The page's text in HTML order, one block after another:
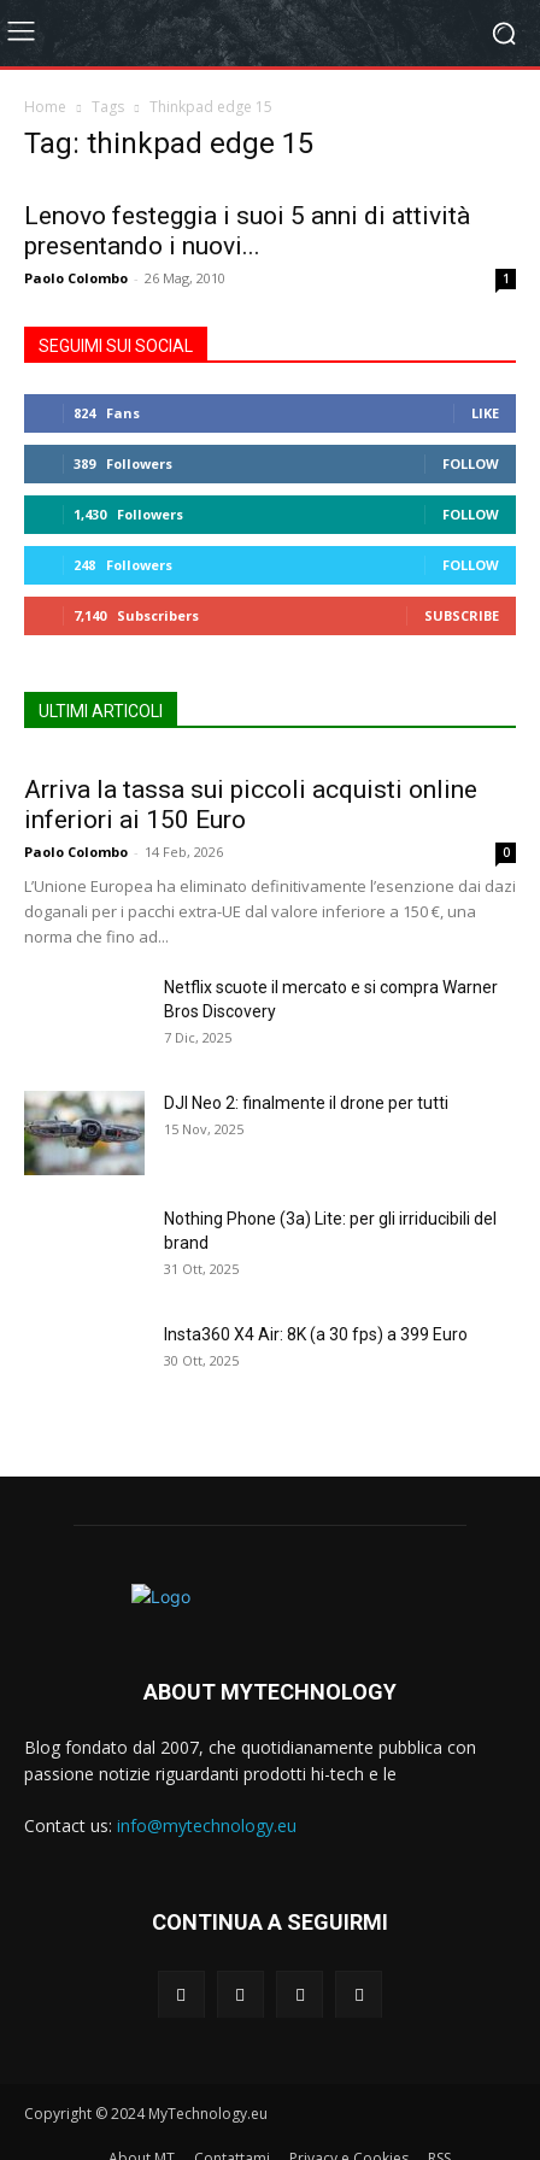
Home Tags Thinkpad edge 15
Tag: thinkpad edge 15
Lenovo festeggia i suoi 5 anni di attività
presentando i nuovi...
Paolo Colombo - 26 Mag, 2010 1
SEGUIMI SUI SOCIAL
824 Fans LIKE
389 Followers FOLLOW
1,430 Followers FOLLOW
248 Followers FOLLOW
7,140 Subscribers SUBSCRIBE
ULTIMI ARTICOLI
Arriva la tassa sui piccoli acquisti online
inferiori ai 150 Euro
Paolo Colombo - 14 Feb, 2026 0
L’Unione Europea ha eliminato definitivamente l’esenzione dai dazi
doganali per i pacchi extra-UE dal valore inferiore a 150 €, una
norma che fino ad...
Netflix scuote il mercato e si compra Warner
Bros Discovery
7 Dic, 2025
DJI Neo 2: finalmente il drone per tutti
15 Nov, 2025
Nothing Phone (3a) Lite: per gli irriducibili del
brand
31 Ott, 2025
Insta360 X4 Air: 8K (a 30 fps) a 399 Euro
30 Ott, 2025
ABOUT MYTECHNOLOGY
Blog fondato dal 2007, che quotidianamente pubblica con
passione notizie riguardanti prodotti hi-tech e le
Contact us: info@mytechnology.eu
CONTINUA A SEGUIRMI
Copyright © 2024 MyTechnology.eu